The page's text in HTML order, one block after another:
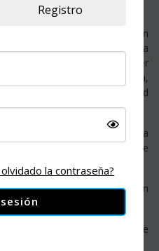
de la Asociación
conjuntamente con la
(CONAPEME) fue, haber
Internacional de Pediatría,
agosto del 2004 en la ciudad
se lleva a en conjunto con la
y la Academia Americana de
y simposios se trasmiten en
e internacional
clínica y consensos de
Registro
la contraseña?